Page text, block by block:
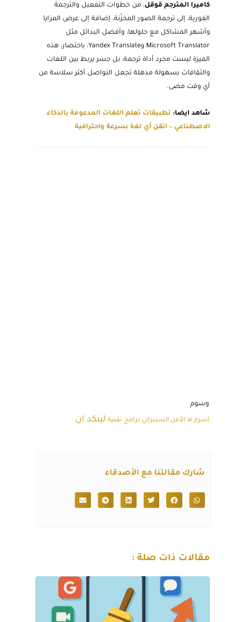
كاميرا المترجم قوقل، من خطوات التفعيل والترجمة
الفورية، إلى ترجمة الصور المخزّنة، إضافة إلى عرض المزايا
وأشهر المشاكل مع حلولها، وأفضل البدائل مثل
Microsoft Translator وYandex Translate، باختصار، هذه
الميزة ليست مجرد أداة ترجمة، بل جسر يربط بين اللغات
والثقافات بسهولة مذهلة تجعل التواصل أكثر سلاسة من
أي وقت مضى.
شاهد ايضا: تطبيقات تعلم اللغات المدعومة بالذكاء
الاصطناعي – اتقن أي لغة بسرعة واحترافية
وسوم
أسرار ai الأمن السيبراني برامج تقنية لينكد ان
شارك مقالتنا مع الأصدقاء
مقالات ذات صلة :